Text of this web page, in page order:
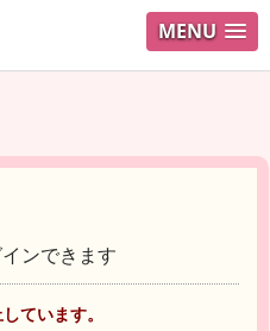
MENU
ンできます
ています。